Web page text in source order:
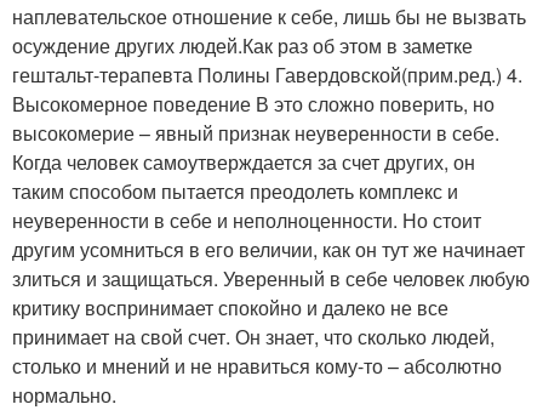
наплевательское отношение к себе, лишь бы не вызвать
осуждение других людей.Как раз об этом в заметке
гештальт-терапевта Полины Гавердовской(прим.ред.) 4.
Высокомерное поведение В это сложно поверить, но
высокомерие – явный признак неуверенности в себе.
Когда человек самоутверждается за счет других, он
таким способом пытается преодолеть комплекс и
неуверенности в себе и неполноценности. Но стоит
другим усомниться в его величии, как он тут же начинает
злиться и защищаться. Уверенный в себе человек любую
критику воспринимает спокойно и далеко не все
принимает на свой счет. Он знает, что сколько людей,
столько и мнений и не нравиться кому-то – абсолютно
нормально.